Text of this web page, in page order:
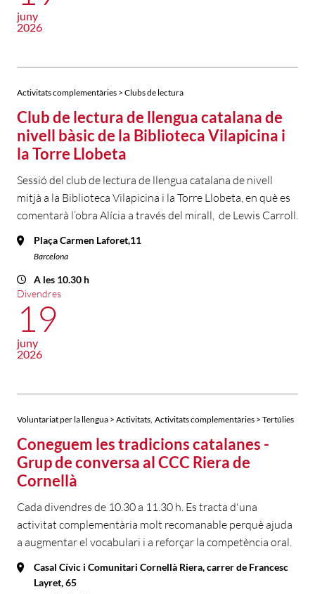
juny
2026
Activitats complementàries > Clubs de lectura
Club de lectura de llengua catalana de
nivell bàsic de la Biblioteca Vilapicina i
la Torre Llobeta
Sessió del club de lectura de llengua catalana de nivell
mitjà a la Biblioteca Vilapicina i la Torre Llobeta, en què es
comentarà l’obra Alícia a través del mirall, de Lewis Carroll.
Plaça Carmen Laforet,11
Barcelona
A les 10.30 h
Divendres
19
juny
2026
Voluntariat per la llengua > Activitats Activitats complementàries > Tertúlies
Coneguem les tradicions catalanes -
Grup de conversa al CCC Riera de
Cornellà
Cada divendres de 10.30 a 11.30 h. Es tracta d'una
activitat complementària molt recomanable perquè ajuda
a augmentar el vocabulari i a reforçar la competència oral.
Casal Cívic i Comunitari Cornellà Riera, carrer de Francesc
Layret, 65